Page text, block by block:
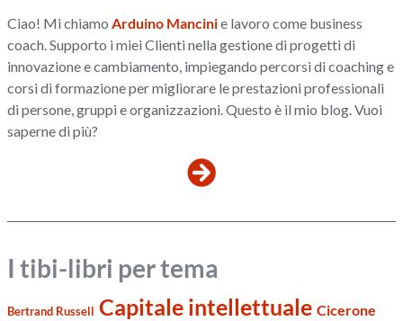
Ciao! Mi chiamo Arduino Mancinie lavoro come business
coach. Supporto i miei Clienti nella gestione di progetti di
innovazione e cambiamento, impiegando percorsi di coaching e
corsi di formazione per migliorare le prestazioni professionali
di persone, gruppi e organizzazioni. Questo è il mio blog. Vuoi
saperne di più?
I tibi-libri per tema
Bertrand Russell Capitale intellettuale Cicerone